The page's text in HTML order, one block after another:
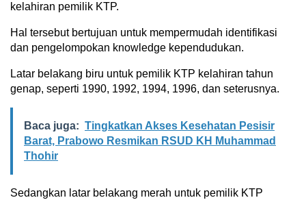
kelahiran pemilik KTP.
Hal tersebut bertujuan untuk mempermudah identifikasi
dan pengelompokan knowledge kependudukan.
Latar belakang biru untuk pemilik KTP kelahiran tahun
genap, seperti 1990, 1992, 1994, 1996, dan seterusnya.
Baca juga: Tingkatkan Akses Kesehatan Pesisir
Barat, Prabowo Resmikan RSUD KH Muhammad
Thohir
Sedangkan latar belakang merah untuk pemilik KTP